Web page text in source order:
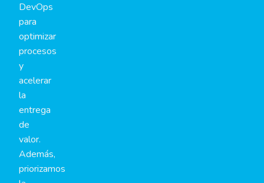
DevOps
para
optimizar
procesos
y
acelerar
la
entrega
de
valor.
Además,
priorizamos